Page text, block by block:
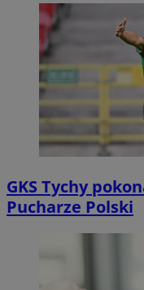
GKS Tychy
Pucharze Polski